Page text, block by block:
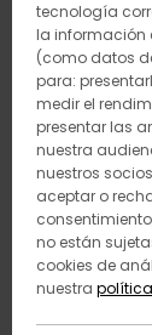
tecnología
la información
(como datos
para:
medir el
presentar las
nuestra
nuestros
aceptar o
no están
cookies de
nuestra